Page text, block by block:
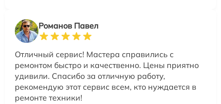
Романов Павел
Отличный сервис! Мастера справились с
ремонтом быстро и качественно. Цены приятно
удивили. Спасибо за отличную работу,
рекомендую этот сервис всем, кто нуждается в
ремонте техники!